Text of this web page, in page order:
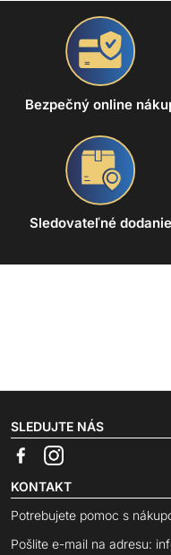
Bezpečný online
Sledovateľné dodanie
SLEDUJTE NÁS
KONTAKT
Potrebujete pomoc s
Pošlite e-mail na adresu: